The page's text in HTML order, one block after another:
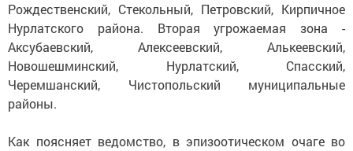
Рождественский, Стекольный, Петровский, Кирпичное
Нурлатского района. Вторая угрожаемая зона -
Аксубаевский, Алексеевский, Алькеевский,
Новошешминский, Нурлатский, Спасский,
Черемшанский, Чистопольский муниципальные
районы.
Как поясняет ведомство, в эпизоотическом очаге во